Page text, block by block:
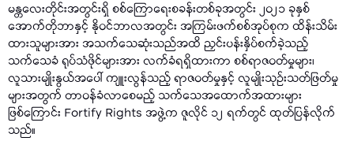
မန္တလေးတိုင်းအတွင်းရှိ စစ်ကြောရေးစခန်းတစ်ခုအတွင်း ၂၀၂၁ ခုနှစ်
အောက်တိုဘာနှင့် နိုဝင်ဘာလအတွင်း အကြမ်းဖက်စစ်အုပ်စုက ထိန်းသိမ်း
ထားသူများအား အသက်သေဆုံးသည်အထိ ညှင်းပန်းနှိပ်စက်ခဲ့သည့်
သက်သေခံ ရုပ်သံဖိုင်များအား လက်ခံရရှိထားကာ စစ်ရာဇဝတ်မှုများ၊
လူသားမျိုးနွယ်အပေါ် ကျူးလွန်သည့် ရာဇဝတ်မှုနှင့် လူမျိုးသုဉ်းသတ်ဖြတ်မှု
များအတွက် တာဝန်ခံလာစေမည့် သက်သေအထောက်အထားများ
ဖြစ်ကြောင်း Fortify Rights အဖွဲ့က ဇူလိုင် ၁၂ ရက်တွင် ထုတ်ပြန်လိုက်
သည်။